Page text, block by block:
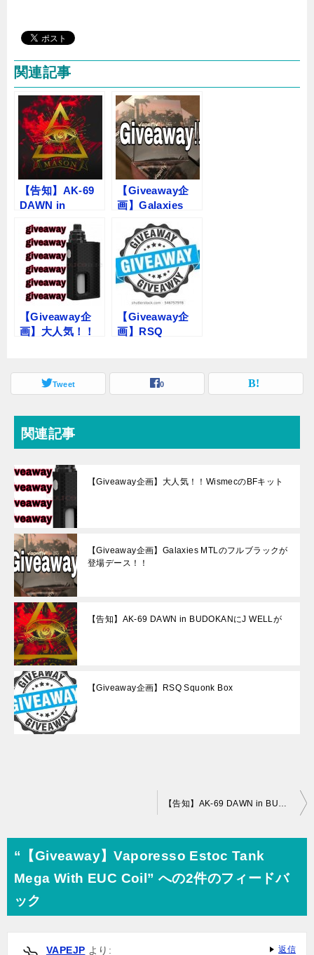
関連記事
【告知】AK-69
DAWN in
WELLが
【Giveaway企
画】Galaxies
ックが登場デー
ス！！
【Giveaway企
画】大人気！！
【Giveaway企
画】RSQ
Tweet 0
関連記事
【Giveaway企画】大人気！！WismecのBFキット
【Giveaway企画】Galaxies MTLのフルブラックが
登場デース！！
【告知】AK-69 DAWN in BUDOKANにJ WELLが
【Giveaway企画】RSQ Squonk Box
ー
【告知】AK-69 DAWN in BUDOKANにJ WELLが
“【Giveaway】Vaporesso Estoc Tank
Mega With EUC Coil” への2件のフィードバ
ック
VAPEJP より: 返信